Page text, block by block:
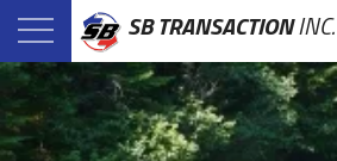
SB TRANSACTIONINC.